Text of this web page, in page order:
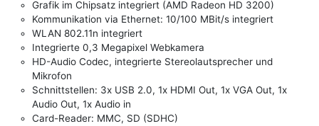
Grafik im Chipsatz integriert (AMD Radeon HD 3200)
Kommunikation via Ethernet: 10/100 MBit/s integriert
WLAN 802.11n integriert
Integrierte 0,3 Megapixel Webkamera
HD-Audio Codec, integrierte Stereolautsprecher und
Mikrofon
Schnittstellen: 3x USB 2.0, 1x HDMI Out, 1x VGA Out, 1x
Audio Out, 1x Audio in
Card-Reader: MMC, SD (SDHC)